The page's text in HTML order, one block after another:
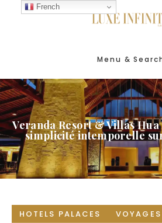
Menu &
Veranda Resort & Villas
simplicité intemporelle
HOTELS PALACES VOYAGES
French